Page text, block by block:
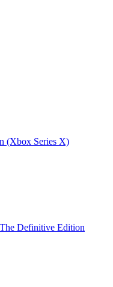
(Xbox Series X)
Definitive Edition